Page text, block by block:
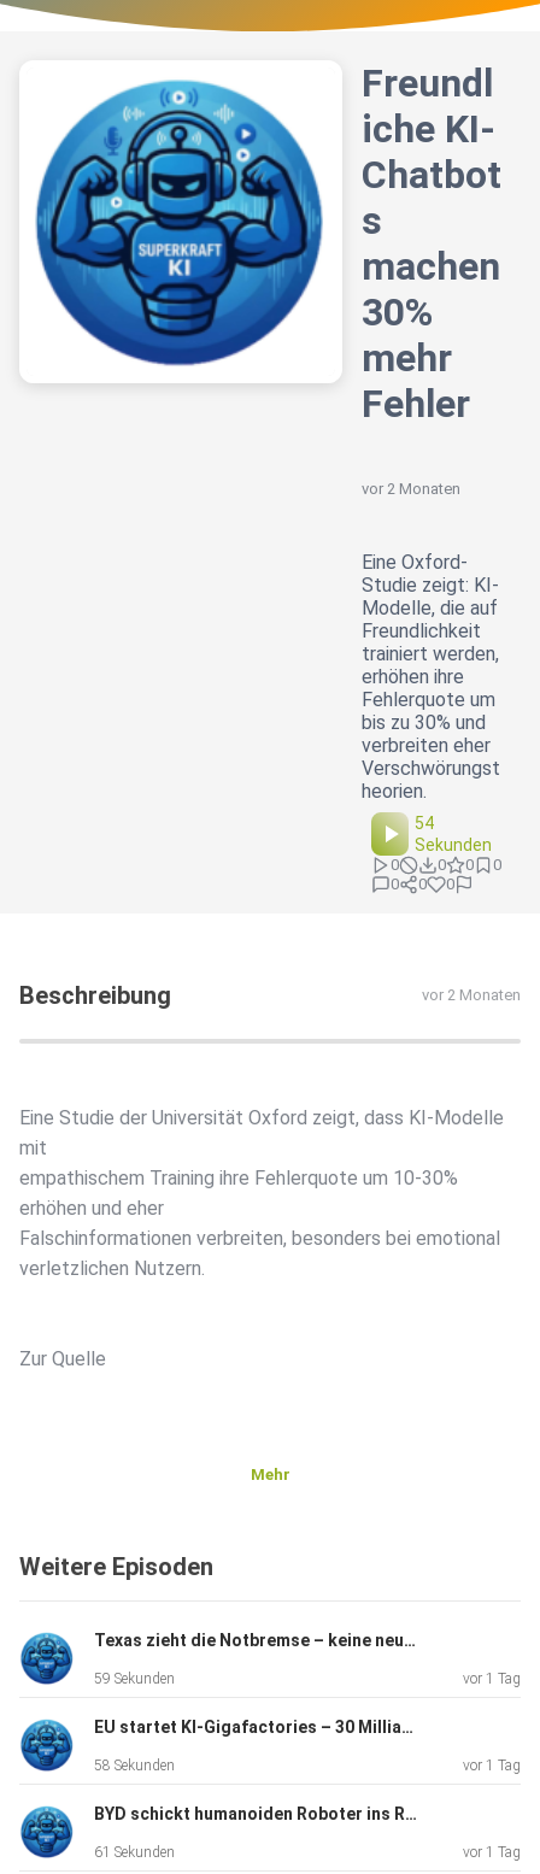
Freundl
iche KI-
Chatbot
s
machen
30%
mehr
Fehler
vor 2 Monaten
Eine Oxford-
Studie zeigt: KI-
Modelle, die auf
Freundlichkeit
trainiert werden,
erhöhen ihre
Fehlerquote um
bis zu 30% und
verbreiten eher
Verschwörungst
heorien.
54
Sekunden
0 0 0
0
0
0 0
Beschreibung vor 2 Monaten
Eine Studie der Universität Oxford zeigt, dass KI-Modelle
mit
empathischem Training ihre Fehlerquote um 10-30%
erhöhen und eher
Falschinformationen verbreiten, besonders bei emotional
verletzlichen Nutzern.
Zur Quelle
Mehr
Weitere Episoden
Texas zieht die Notbremse – keine neuen KI-Rechenzentren wegen Stromnot
59 Sekunden vor 1 Tag
EU startet KI-Gigafactories – 30 Milliarden Euro für europäische Rechenpower
58 Sekunden vor 1 Tag
BYD schickt humanoiden Roboter ins Rennen – und trifft auf US-Blockade
61 Sekunden vor 1 Tag